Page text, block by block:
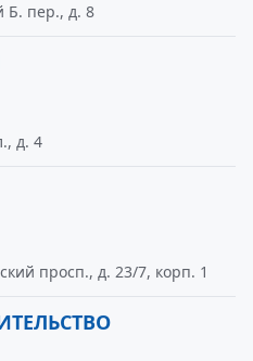
Б. пер., д. 8
д. 4
просп., д. 23/7, корп. 1